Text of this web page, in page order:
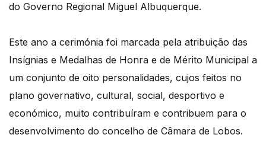
do Governo Regional Miguel Albuquerque.
Este ano a cerimónia foi marcada pela atribuição das
Insígnias e Medalhas de Honra e de Mérito Municipal a
um conjunto de oito personalidades, cujos feitos no
plano governativo, cultural, social, desportivo e
económico, muito contribuíram e contribuem para o
desenvolvimento do concelho de Câmara de Lobos.